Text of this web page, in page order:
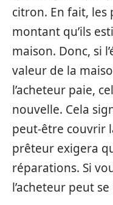
citron. En fait, les
montant qu’ils
maison. Donc, si
valeur de la
l’acheteur paie,
nouvelle. Cela
peut-être couvrir
prêteur exigera
réparations. Si
l’acheteur peut